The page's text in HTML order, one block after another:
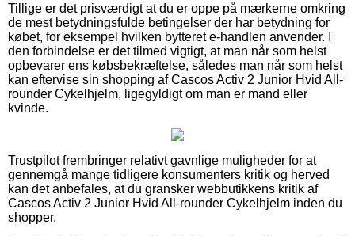
Tillige er det prisværdigt at du er oppe på mærkerne omkring
de mest betydningsfulde betingelser der har betydning for
købet, for eksempel hvilken bytteret e-handlen anvender. I
den forbindelse er det tilmed vigtigt, at man når som helst
opbevarer ens købsbekræftelse, således man når som helst
kan eftervise sin shopping af Cascos Activ 2 Junior Hvid All-
rounder Cykelhjelm, ligegyldigt om man er mand eller
kvinde.
Trustpilot frembringer relativt gavnlige muligheder for at
gennemgå mange tidligere konsumenters kritik og herved
kan det anbefales, at du gransker webbutikkens kritik af
Cascos Activ 2 Junior Hvid All-rounder Cykelhjelm inden du
shopper.